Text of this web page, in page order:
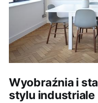
Wyobraźnia i
stylu industriale